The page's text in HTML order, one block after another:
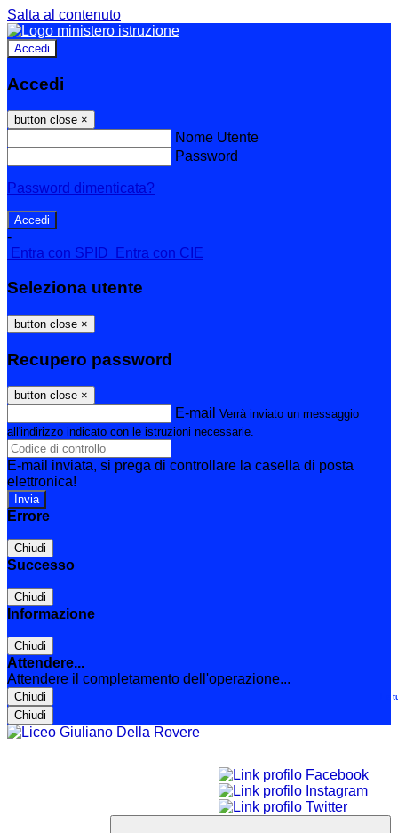
Salta al contenuto
Accedi
Accedi
button close ×
Nome Utente
Password
Password dimenticata?
-
Entra con SPID
Entra con CIE
Seleziona utente
button close ×
Recupero password
button close ×
E-mail Verrà inviato un messaggio
all'indirizzo indicato con le istruzioni necessarie.
E-mail inviata, si prega di controllare la casella di posta
elettronica!
Errore
Chiudi
Successo
Chiudi
Informazione
Chiudi
Attendere...
Attendere il completamento dell'operazione...
Chiudi
Chiudi
Le